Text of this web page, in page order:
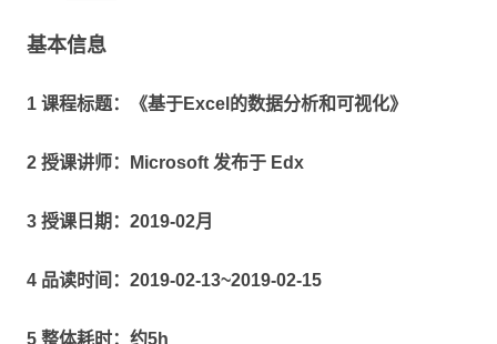
基本信息
1 课程标题：《基于Excel的数据分析和可视化》
2 授课讲师：Microsoft 发布于 Edx
3 授课日期：2019-02月
4 品读时间：2019-02-13~2019-02-15
5 整体耗时：约5h